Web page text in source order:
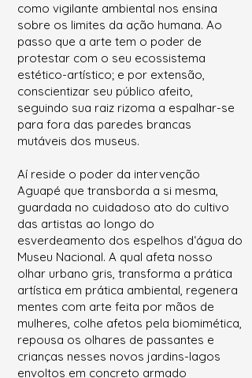
como vigilante ambiental nos ensina
sobre os limites da ação humana. Ao
passo que a arte tem o poder de
protestar com o seu ecossistema
estético-artístico; e por extensão,
conscientizar seu público afeito,
seguindo sua raiz rizoma a espalhar-se
para fora das paredes brancas
mutáveis dos museus.
Aí reside o poder da intervenção
Aguapé que transborda a si mesma,
guardada no cuidadoso ato do cultivo
das artistas ao longo do
esverdeamento dos espelhos d‘água do
Museu Nacional. A qual afeta nosso
olhar urbano gris, transforma a prática
artística em prática ambiental, regenera
mentes com arte feita por mãos de
mulheres, colhe afetos pela biomimética,
repousa os olhares de passantes e
crianças nesses novos jardins-lagos
envoltos em concreto armado